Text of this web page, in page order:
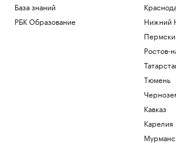
База знаний
РБК Образование
Нижний
Ростов-
Тюмень
Кавказ
Карелия